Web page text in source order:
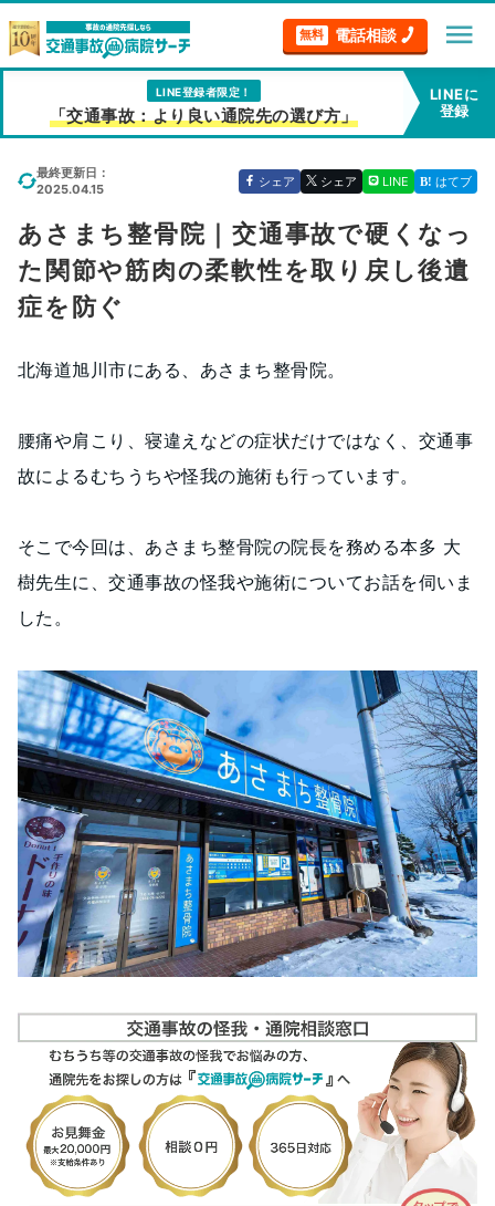
無料 電話相談 menu
LINE登録者限定！
「交通事故：より良い通院先の選び方」
LINEに
登録
最終更新日：
2025.04.15
シェア シェア LINE はてブ
あさまち整骨院｜交通事故で硬くなっ
た関節や筋肉の柔軟性を取り戻し後遺
症を防ぐ
北海道旭川市にある、あさまち整骨院。
腰痛や肩こり、寝違えなどの症状だけではなく、交通事
故によるむちうちや怪我の施術も行っています。
そこで今回は、あさまち整骨院の院長を務める本多 大
樹先生に、交通事故の怪我や施術についてお話を伺いま
した。